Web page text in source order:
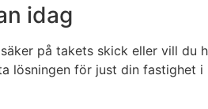
idag
på takets skick eller vill du
lösningen för just din